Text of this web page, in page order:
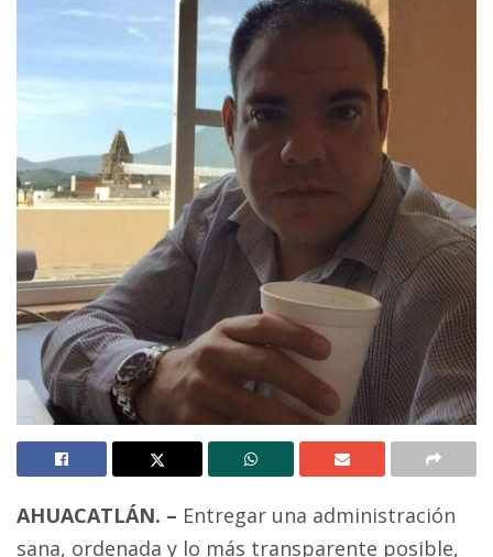
AHUACATLÁN. – Entregar una administración
sana, ordenada y lo más transparente posible,